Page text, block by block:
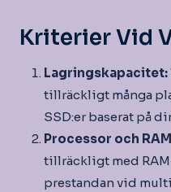
Kriterier Vid
Lagringskapacitet:
tillräckligt många
SSD:er baserat på
Processor och
tillräckligt med
prestandan vid